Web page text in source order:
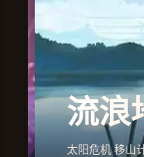
流浪
太阳危机 移山